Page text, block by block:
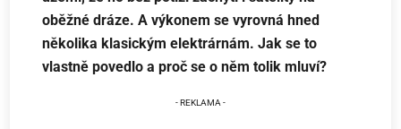
oběžné dráze. A výkonem se vyrovná hned
několika klasickým elektrárnám. Jak se to
vlastně povedlo a proč se o něm tolik mluví?